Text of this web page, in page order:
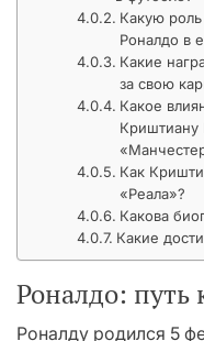
Какую
Роналдо в
Какие
за свою
Какое
Криштиану
Как
«Реала»?
Какова
Какие
Роналдо: путь
Роналду родился 5